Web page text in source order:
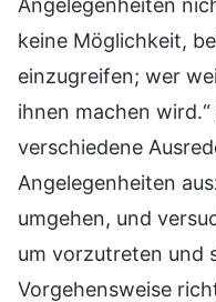
keine Möglichkeit,
einzugreifen; wer
ihnen machen
verschiedene
Angelegenheiten
umgehen, und
um vorzutreten und
Vorgehensweise